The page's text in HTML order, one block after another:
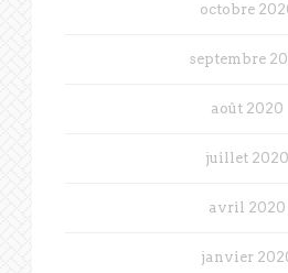
octobre
septembre
août 2020
juillet 2020
avril 2020
janvier